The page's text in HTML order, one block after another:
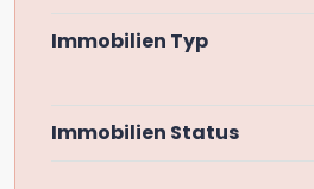
Immobilien Typ
Immobilien Status